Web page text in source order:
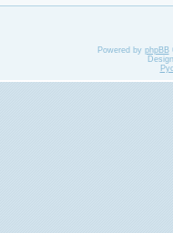
Powered by phpBB